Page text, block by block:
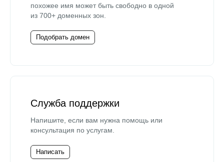
похожее имя может быть свободно в одной
из 700+ доменных зон.
Подобрать домен
Служба поддержки
Напишите, если вам нужна помощь или
консультация по услугам.
Написать